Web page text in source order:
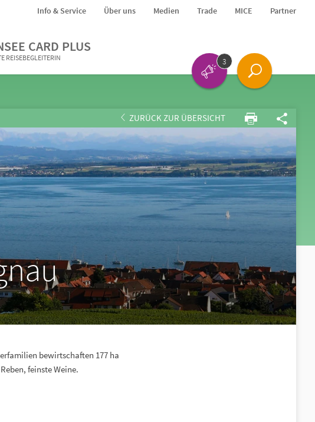
Info & Service Über uns Medien Trade MICE Partner
CARD PLUS
REISEBEGLEITERIN 3
ZURÜCK ZUR ÜBERSICHT
bewirtschaften 177 ha
feinste Weine.